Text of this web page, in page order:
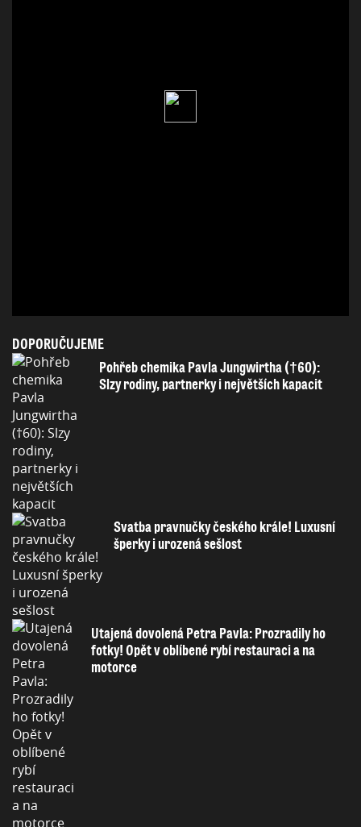
DOPORUČUJEME
Pohřeb chemika Pavla Jungwirtha (†60):
Slzy rodiny, partnerky i největších kapacit
Svatba pravnučky českého krále! Luxusní
šperky i urozená sešlost
Utajená dovolená Petra Pavla: Prozradily ho
fotky! Opět v oblíbené rybí restauraci a na
motorce